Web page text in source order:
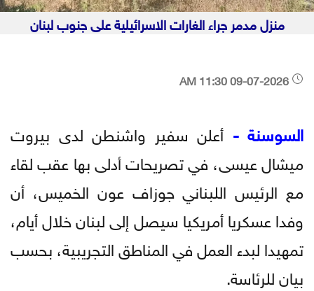
منزل مدمر جراء الغارات الاسرائيلية على جنوب لبنان
السوسنة - أعلن سفير واشنطن لدى بيروت
ميشال عيسى، في تصريحات أدلى بها عقب لقاء
مع الرئيس اللبناني جوزاف عون الخميس، أن
وفدا عسكريا أمريكيا سيصل إلى لبنان خلال أيام،
تمهيدا لبدء العمل في المناطق التجريبية، بحسب
بيان للرئاسة.